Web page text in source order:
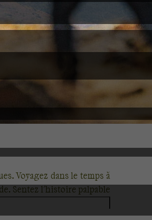
Voyagez dans le temps à
Sentez l'histoire palpable
espagnols. Dans la Vallée
Offrez-vous la randonnée